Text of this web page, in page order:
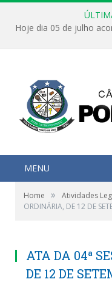
MENU
Home » Atividades
ORDINÁRIA, DE 12 DE
ATA DA 04ª
DE 12 DE